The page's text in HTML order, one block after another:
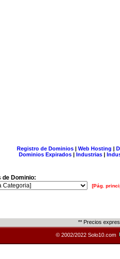
Registro de Dominios| Web Hosting |
Dominios Expirados | Industrias |
de Dominio:
[Pág.
** Precios
© 2002/2022 Solo10.com